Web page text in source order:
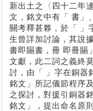
新出土之〈四十二年
文，銘文中有「 書」
關考釋甚夥，於「 」
生曾詳加討論，其說
書即賜書，冊 即冊賜
文獻，此二詞之義終
討，由「 」字在銅器
銘文」所記儀節程序
之探討，對援引銅器
銘文」，提出命名原